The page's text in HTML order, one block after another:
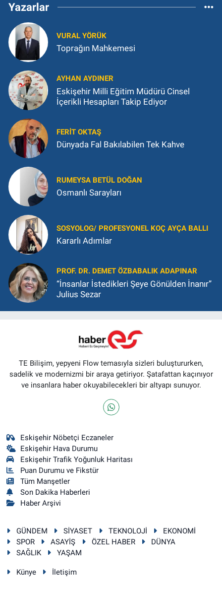
Yazarlar
VURAL YÖRÜK
Toprağın Mahkemesi
AYHAN AYDINER
Eskişehir Milli Eğitim Müdürü Cinsel
İçerikli Hesapları Takip Ediyor
FERIT OKTAŞ
Dünyada Fal Bakılabilen Tek Kahve
RUMEYSA BETÜL DOĞAN
Osmanlı Sarayları
SOSYOLOG/ PROFESYONEL KOÇ AYÇA BALLI
Kararlı Adımlar
PROF. DR. DEMET ÖZBABALIK ADAPINAR
“İnsanlar İstedikleri Şeye Gönülden İnanır”
Julius Sezar
TE Bilişim, yepyeni Flow temasıyla sizleri buluştururken,
sadelik ve modernizmi bir araya getiriyor. Şatafattan kaçınıyor
ve insanlara haber okuyabilecekleri bir altyapı sunuyor.
Eskişehir Nöbetçi Eczaneler
Eskişehir Hava Durumu
Eskişehir Trafik Yoğunluk Haritası
Puan Durumu ve Fikstür
Tüm Manşetler
Son Dakika Haberleri
Haber Arşivi
GÜNDEM SİYASET TEKNOLOJİ
EKONOMİ
SPOR
ASAYİŞ ÖZEL HABER
DÜNYA
SAĞLIK
YAŞAM
Künye İletişim